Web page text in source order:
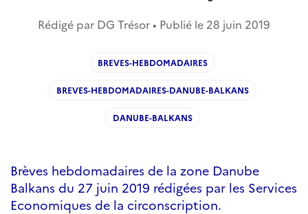
Rédigé par DG Trésor • Publié le 28 juin 2019
BREVES-HEBDOMADAIRES
BREVES-HEBDOMADAIRES-DANUBE-BALKANS
DANUBE-BALKANS
Brèves hebdomadaires de la zone Danube
Balkans du 27 juin 2019 rédigées par les Services
Economiques de la circonscription.